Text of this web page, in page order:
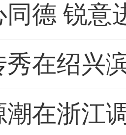
同德 锐
秀在绍兴
潮在浙江